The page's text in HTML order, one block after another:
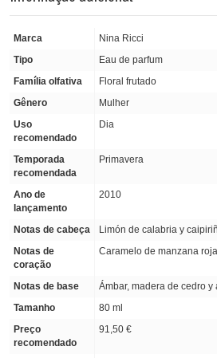
Marca
Nina Ricci
Tipo
Eau de parfum
Família olfativa
Floral frutado
Gênero
Mulher
Uso
recomendado
Dia
Temporada
recomendada
Primavera
Ano de
lançamento
2010
Notas de cabeça
Limón de calabria y
Notas de
coração
Caramelo de manzana
Notas de base
Ámbar, madera de cedro y
Tamanho
80 ml
Preço
recomendado
91,50 €